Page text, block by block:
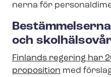
ner­na för
och
Finlands regering har
proposition med